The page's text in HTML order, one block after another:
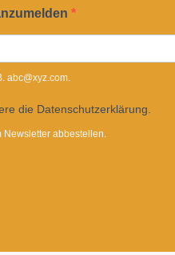
abc@xyz.com.
die Datenschutzerklärung.
Newsletter abbestellen.